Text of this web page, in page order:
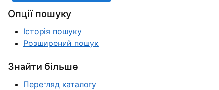
Опції пошуку
Історія пошуку
Розширений пошук
Знайти більше
Перегляд каталогу